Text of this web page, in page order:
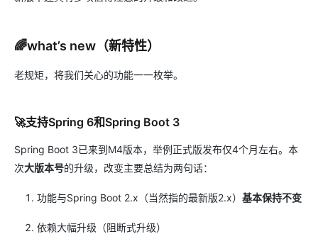
🌈what’s new（新特性）
老规矩，将我们关心的功能一一枚举。
🚀支持Spring 6和Spring Boot 3
Spring Boot 3已来到M4版本，举例正式版发布仅4个月左右。本
次大版本号的升级，改变主要总结为两句话：
功能与Spring Boot 2.x（当然指的最新版2.x） 基本保持不变
依赖大幅升级（阻断式升级）